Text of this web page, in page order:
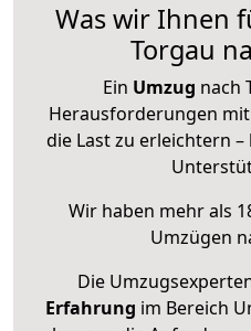
Was wir Ihnen
Torgau
Ein Umzug nach
Herausforderungen
die Last zu erleichtern
Wir haben mehr als
Umzügen
Die
Erfahrung im Bereich